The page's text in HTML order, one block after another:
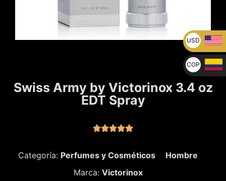
Swiss Army by Victorinox 3.4 oz
EDT Spray

Categoría: Perfumes y Cosméticos
Hombre
Marca: Victorinox
USD
U$
COP
$